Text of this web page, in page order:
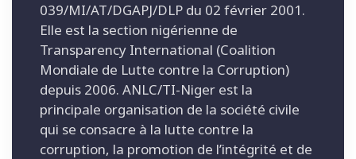
039/MI/AT/DGAPJ/DLP du 02 février 2001.
Elle est la section nigérienne de
Transparency International (Coalition
Mondiale de Lutte contre la Corruption)
depuis 2006. ANLC/TI-Niger est la
principale organisation de la société civile
qui se consacre à la lutte contre la
corruption, la promotion de l’intégrité et de